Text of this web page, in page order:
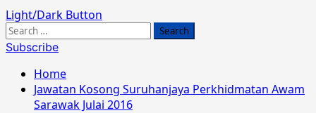
Primary
Menu
Light/Dark Button
Search
for:
Subscribe
Home
Jawatan Kosong Suruhanjaya Perkhidmatan Awam
Sarawak Julai 2016